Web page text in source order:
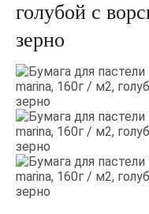
голубой с
зерно